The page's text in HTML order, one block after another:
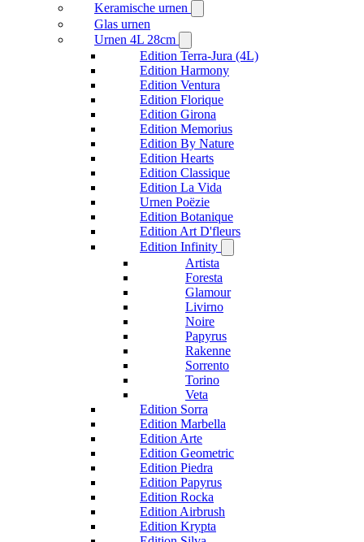
Keramische urnen
Glas urnen
Urnen 4L 28cm
Edition Terra-Jura (4L)
Edition Harmony
Edition Ventura
Edition Florique
Edition Girona
Edition Memorius
Edition By Nature
Edition Hearts
Edition Classique
Edition La Vida
Urnen Poëzie
Edition Botanique
Edition Art D'fleurs
Edition Infinity
Artista
Foresta
Glamour
Livirno
Noire
Papyrus
Rakenne
Sorrento
Torino
Veta
Edition Sorra
Edition Marbella
Edition Arte
Edition Geometric
Edition Piedra
Edition Papyrus
Edition Rocka
Edition Airbrush
Edition Krypta